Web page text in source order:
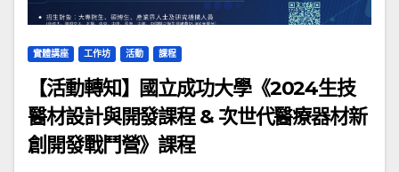
實體講座 工作坊 活動 課程
【活動轉知】國立成功大學《2024生技
醫材設計與開發課程 & 次世代醫療器材新
創開發戰鬥營》課程